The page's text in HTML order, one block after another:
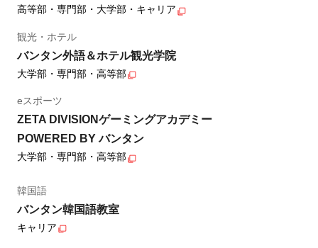
高等部・専門部・大学部・キャリア
観光・ホテル
バンタン外語＆ホテル観光学院
大学部・専門部・高等部
eスポーツ
ZETA DIVISIONゲーミングアカデミー
POWERED BY バンタン
大学部・専門部・高等部
韓国語
バンタン韓国語教室
キャリア